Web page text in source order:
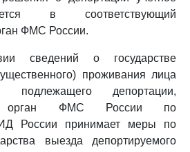
в соответствующий
ФМС России.
сведений о государстве
проживания лица
подлежащего депортации,
орган ФМС России по
России принимает меры по
выезда депортируемого